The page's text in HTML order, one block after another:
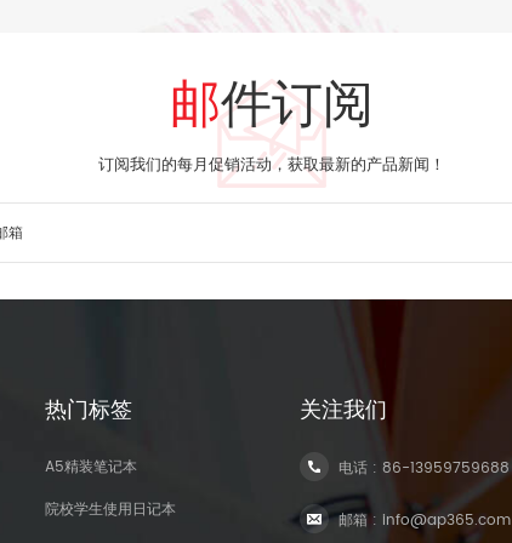
邮件订阅
订阅我们的每月促销活动，获取最新的产品新闻！
热门标签
A5精装笔记本
院校学生使用日记本
关注我们
电话 :86-13959759688
邮箱 : info@ap365.com